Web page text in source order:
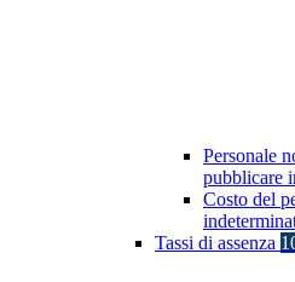
Personale
pubblicare
Costo del
Tassi di assenza